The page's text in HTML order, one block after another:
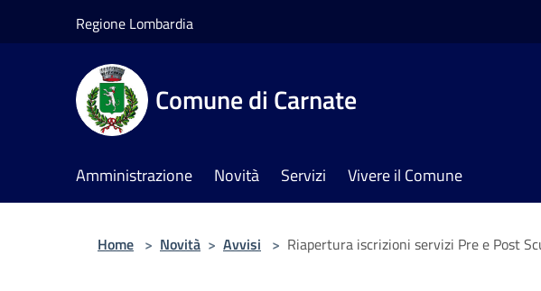
Regione Lombardia
Comune di Carnate
Amministrazione Novità Servizi Vivere il Comune
Home > Novità > Avvisi > Riapertura iscrizioni servizi Pre e Post